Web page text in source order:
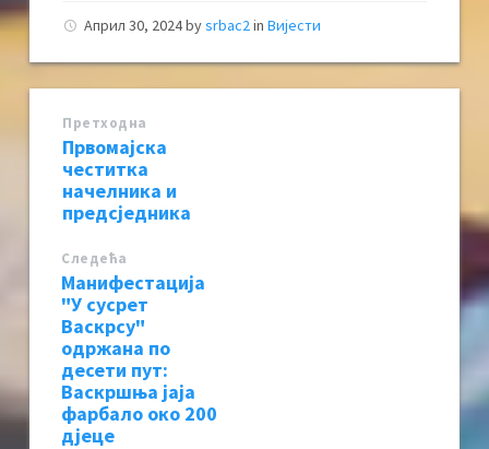
Април 30, 2024bysrbac2 in Вијести
Претходна
Првомајска
честитка
начелника и
предсједника
Следећa
Манифестација
"У сусрет
Васкрсу"
одржана по
десети пут:
Васкршња јаја
фарбало око 200
дјеце